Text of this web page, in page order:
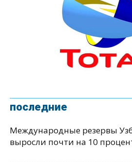
последние
Международные резервы
выросли почти на 10